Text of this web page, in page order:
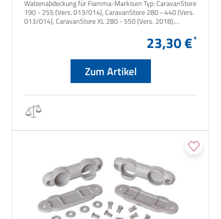
Walzenabdeckung für Fiamma-Markisen Typ: CaravanStore
190 - 255 (Vers. 013/014), CaravanStore 280 - 440 (Vers.
013/014), CaravanStore XL 280 - 550 (Vers. 2018),
23,30 €
Zum Artikel